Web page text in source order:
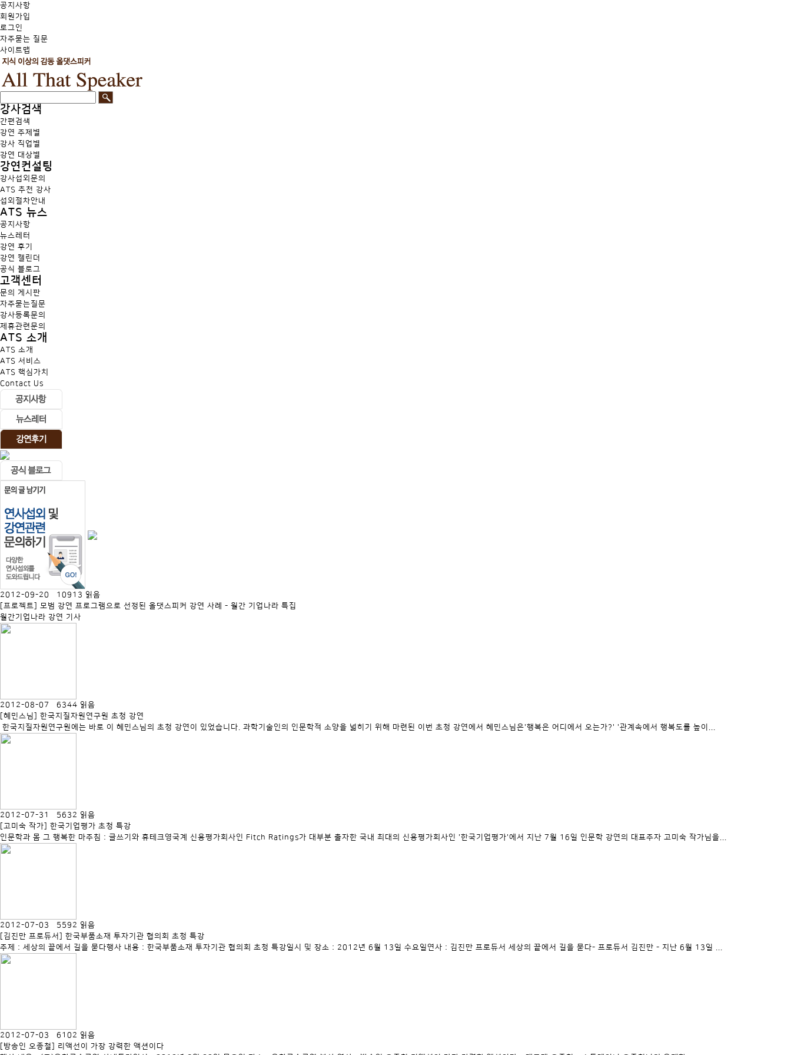
공지사항
회원가입
로그인
자주묻는 질문
사이트맵
강사검색
간편검색
강연 주제별
강사 직업별
강연 대상별
강연컨설팅
강사섭외문의
ATS 추천 강사
섭외절차안내
ATS 뉴스
공지사항
뉴스레터
강연 후기
강연 캘린더
공식 블로그
고객센터
문의 게시판
자주묻는질문
강사등록문의
제휴관련문의
ATS 소개
ATS 소개
ATS 서비스
ATS 핵심가치
Contact Us
2012-09-20 10913 읽음
[프로젝트] 모범 강연 프로그램으로 선정된 올댓스피커 강연 사례 - 월간 기업나라 특집
월간기업나라 강연 기사
2012-08-07 6344 읽음
[혜민스님] 한국지질자원연구원 초청 강연
​ ​한국지질자원연구원에는 바로 이 혜민스님의 초청 강연이 있었습니다. 과학기술인의 인문학적 소양을 넓히기 위해 마련된 이번 초청 강연에서 혜민스님은'행복은 어디에서 오는가?' '관계속에서 행복도를 높이...
2012-07-31 5632 읽음
[고미숙 작가] 한국기업평가 초청 특강
인문학과 몸 그 행복한 마주침 : 글쓰기와 휴테크영국계 신용평가회사인 Fitch Ratings가 대부분 출자한 국내 최대의 신용평가회사인 '한국기업평가'에서 지난 7월 16일 인문학 강연의 대표주자 고미숙 작가님을...
2012-07-03 5592 읽음
[김진만 프로듀서] 한국부품소재 투자기관 협의회 초청 특강
주제 : 세상의 끝에서 길을 묻다행사 내용 : 한국부품소재 투자기관 협의회 초청 특강일시 및 장소 : 2012년 6월 13일 수요일연사 : 김진만 프로듀서 세상의 끝에서 길을 묻다- 프로듀서 김진만 - 지난 6월 13일 ...
2012-07-03 6102 읽음
[방송인 오종철] 리액선이 가장 강력한 액션이다